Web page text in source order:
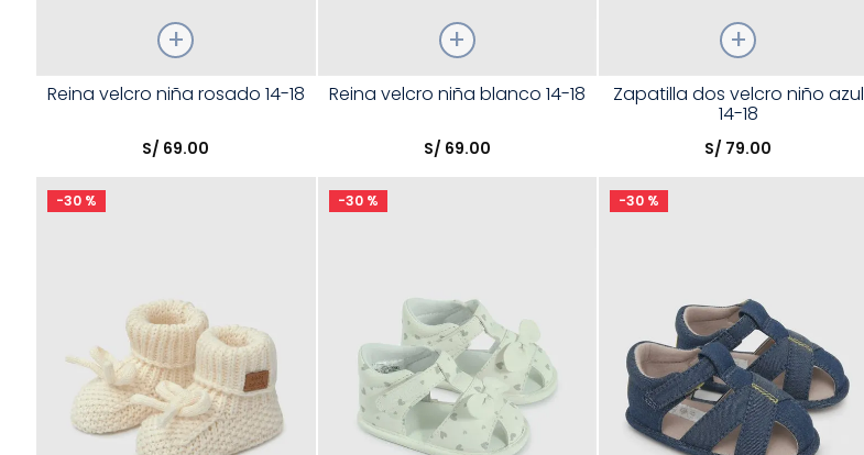
Talla
Reina velcro niña rosado 14-18
S/ 69.00
Talla
Reina velcro niña blanco 14-18
S/ 69.00
Talla
Elige una opción
Zapatilla dos velcro niño azul
14-18
S/ 79.00
-30 % -30 % -30 %